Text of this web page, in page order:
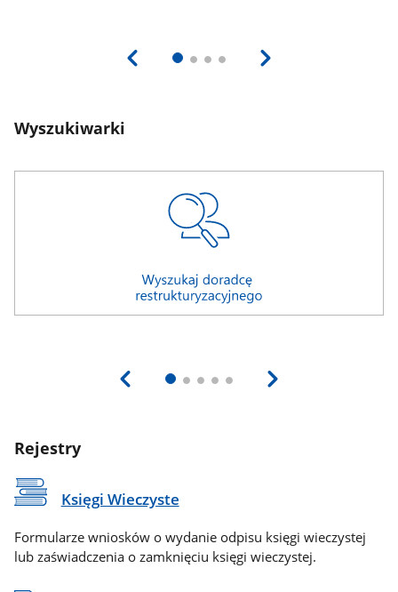
Wyszukiwarki
Rejestry
Księgi Wieczyste
Formularze wniosków o wydanie odpisu księgi wieczystej
lub zaświadczenia o zamknięciu księgi wieczystej.